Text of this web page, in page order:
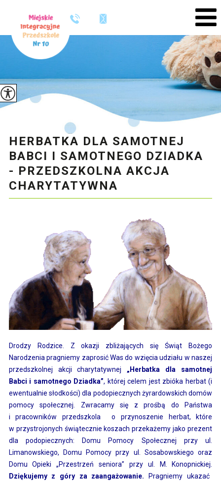
HERBATKA DLA SAMOTNEJ
BABCI I SAMOTNEGO DZIADKA
- PRZEDSZKOLNA AKCJA
CHARYTATYWNA
Drodzy Rodzice. Z okazji zbliżających się Świąt Bożego
Narodzenia pragniemy zaprosić Was do wzięcia udziału w naszej
przedszkolnej akcji charytatywnej „Herbatka dla samotnej
Babci i samotnego Dziadka”, której celem jest zbióka herbat (i
ewentualnie słodkości) dla podopiecznych żyrardowskich domów
pomocy społecznej. Zwracamy się z prośbą do Państwa
i pracowników przedszkola o przynoszenie herbat, które
w przystrojonych świątecznie koszach przekażemy jako prezent
dla podopiecznych: Domu Pomocy Społecznej przy ul.
Limanowskiego, Domu Pomocy przy ul. Sosabowskiego oraz
Domu Opieki „Przestrzeń seniora” przy ul. M. Konopnickiej.
Dziękujemy z góry za zaangażowanie.
Pragniemy ukazać